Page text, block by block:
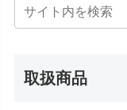
取扱商品